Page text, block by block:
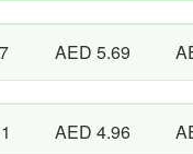
AED 5.69
AED 4.96